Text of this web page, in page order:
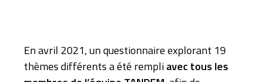
En avril 2021, un questionnaire explorant 19
thèmes différents a été rempliavec tous les